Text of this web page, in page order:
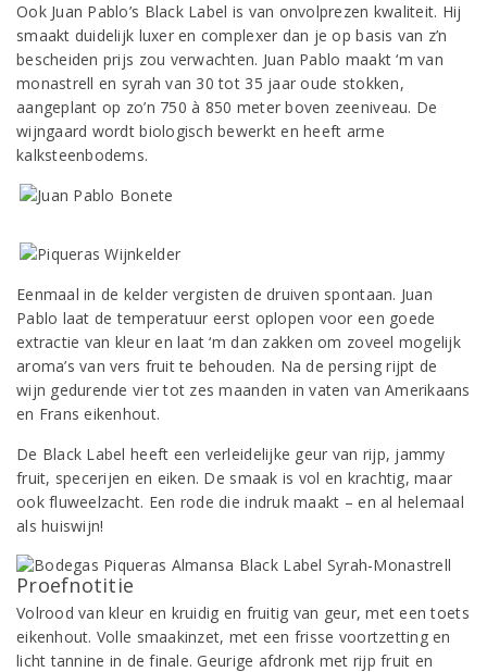
Ook Juan Pablo’s Black Label is van onvolprezen kwaliteit. Hij
smaakt duidelijk luxer en complexer dan je op basis van z’n
bescheiden prijs zou verwachten. Juan Pablo maakt ‘m van
monastrell en syrah van 30 tot 35 jaar oude stokken,
aangeplant op zo’n 750 à 850 meter boven zeeniveau. De
wijngaard wordt biologisch bewerkt en heeft arme
kalksteenbodems.
Eenmaal in de kelder vergisten de druiven spontaan. Juan
Pablo laat de temperatuur eerst oplopen voor een goede
extractie van kleur en laat ‘m dan zakken om zoveel mogelijk
aroma’s van vers fruit te behouden. Na de persing rijpt de
wijn gedurende vier tot zes maanden in vaten van Amerikaans
en Frans eikenhout.
De Black Label heeft een verleidelijke geur van rijp, jammy
fruit, specerijen en eiken. De smaak is vol en krachtig, maar
ook fluweelzacht. Een rode die indruk maakt – en al helemaal
als huiswijn!
Proefnotitie
Volrood van kleur en kruidig en fruitig van geur, met een toets
eikenhout. Volle smaakinzet, met een frisse voortzetting en
licht tannine in de finale. Geurige afdronk met rijp fruit en